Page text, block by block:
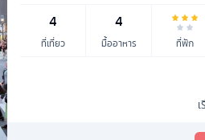
4
ที่เที่ยว
4
มื้ออาหาร ที่พัก